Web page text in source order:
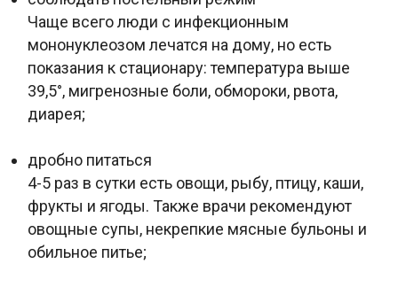
Чаще всего люди с инфекционным
мононуклеозом лечатся на дому, но есть
показания к стационару: температура выше
39,5°, мигренозные боли, обмороки, рвота,
диарея;
дробно питаться
4-5 раз в сутки есть овощи, рыбу, птицу, каши,
фрукты и ягоды. Также врачи рекомендуют
овощные супы, некрепкие мясные бульоны и
обильное питье;